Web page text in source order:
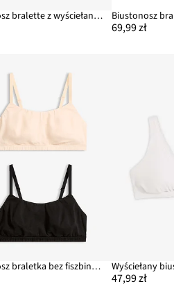
Biustonosz bralette z wyściełanymi miseczkami bez fiszbinów, z bawełny organicznej (2 szt.)
69,99 zł
Biustonosz braletka bez fiszbinów z bawełną (2 szt.)
47,99 zł